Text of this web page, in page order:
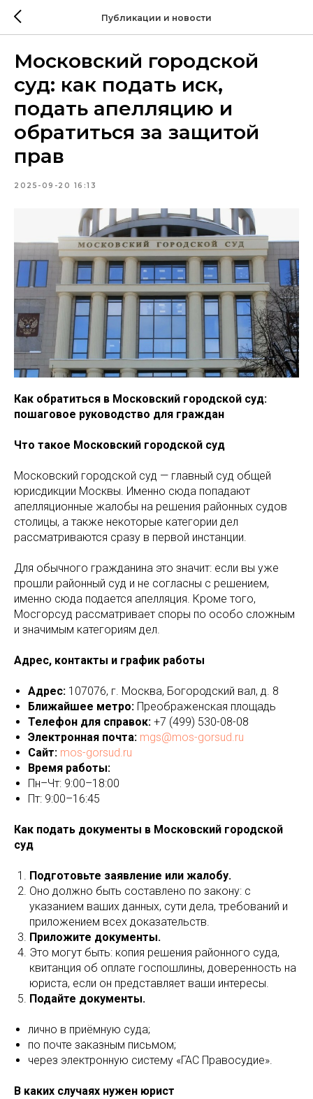
Публикации и новости
Московский городской
суд: как подать иск,
подать апелляцию и
обратиться за защитой
прав
2025-09-20 16:13
Как обратиться в Московский городской суд:
пошаговое руководство для граждан
Что такое Московский городской суд
Московский городской суд — главный суд общей
юрисдикции Москвы. Именно сюда попадают
апелляционные жалобы на решения районных судов
столицы, а также некоторые категории дел
рассматриваются сразу в первой инстанции.
Для обычного гражданина это значит: если вы уже
прошли районный суд и не согласны с решением,
именно сюда подается апелляция. Кроме того,
Мосгорсуд рассматривает споры по особо сложным
и значимым категориям дел.
Адрес, контакты и график работы
Адрес: 107076, г. Москва, Богородский вал, д. 8
Ближайшее метро: Преображенская площадь
Телефон для справок: +7 (499) 530-08-08
Электронная почта: mgs@mos-gorsud.ru
Сайт: mos-gorsud.ru
Время работы:
Пн–Чт: 9:00–18:00
Пт: 9:00–16:45
Как подать документы в Московский городской
суд
Подготовьте заявление или жалобу.
Оно должно быть составлено по закону: с
указанием ваших данных, сути дела, требований и
приложением всех доказательств.
Приложите документы.
Это могут быть: копия решения районного суда,
квитанция об оплате госпошлины, доверенность на
юриста, если он представляет ваши интересы.
Подайте документы.
лично в приёмную суда;
по почте заказным письмом;
через электронную систему «ГАС Правосудие».
В каких случаях нужен юрист